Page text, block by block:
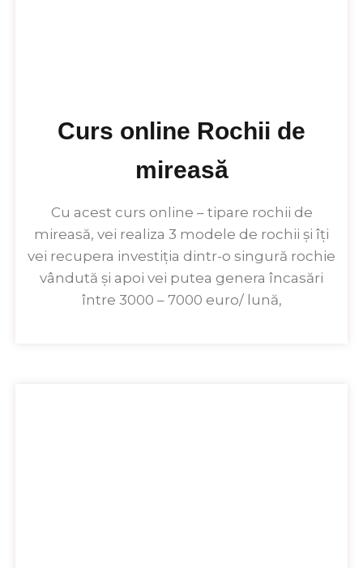
Curs online Rochii de
mireasă
Cu acest curs online – tipare rochii de
mireasă, vei realiza 3 modele de rochii și îți
vei recupera investiția dintr-o singură rochie
vândută și apoi vei putea genera încasări
între 3000 – 7000 euro/ lună,